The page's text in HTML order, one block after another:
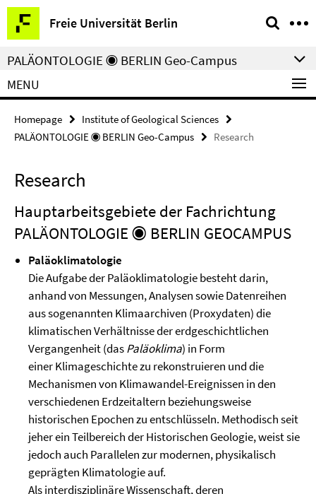
Springe
direkt
zu
Inhalt
Freie Universität Berlin
Service
Navigation
PALÄONTOLOGIE ◉ BERLIN Geo-Campus
MENU
Homepage
Institute of Geological Sciences
PALÄONTOLOGIE ◉ BERLIN Geo-Campus
Research
Research
Hauptarbeitsgebiete der Fachrichtung
PALÄONTOLOGIE ◉ BERLIN GEOCAMPUS
Paläoklimatologie
Die Aufgabe der Paläoklimatologie besteht darin,
anhand von Messungen, Analysen sowie Datenreihen
aus sogenannten Klimaarchiven (Proxydaten) die
klimatischen Verhältnisse der erdgeschichtlichen
Vergangenheit (dasPaläoklima) in Form
einer Klimageschichte zu rekonstruieren und die
Mechanismen von Klimawandel-Ereignissen in den
verschiedenen Erdzeitaltern beziehungsweise
historischen Epochen zu entschlüsseln. Methodisch seit
jeher ein Teilbereich der Historischen Geologie, weist sie
jedoch auch Parallelen zur modernen, physikalisch
geprägten Klimatologie auf.
Als interdisziplinäre Wissenschaft, deren